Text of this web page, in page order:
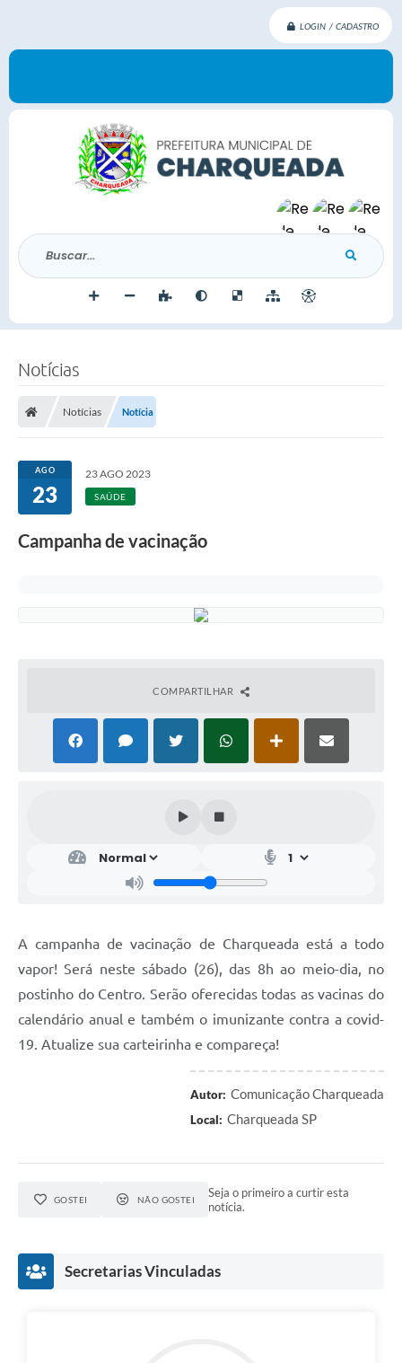
LOGIN / CADASTRO
Buscar...
Notícias
Notícias Notícia
AGO
23
23 AGO 2023
SAÚDE
Campanha de vacinação
COMPARTILHAR
A campanha de vacinação de Charqueada está a todo
vapor! Será neste sábado (26), das 8h ao meio-dia, no
postinho do Centro. Serão oferecidas todas as vacinas do
calendário anual e também o imunizante contra a covid-
19. Atualize sua carteirinha e compareça!
Autor: Comunicação Charqueada
Local: Charqueada SP
GOSTEI NÃO GOSTEI
Seja o primeiro a curtir esta
notícia.
Secretarias Vinculadas